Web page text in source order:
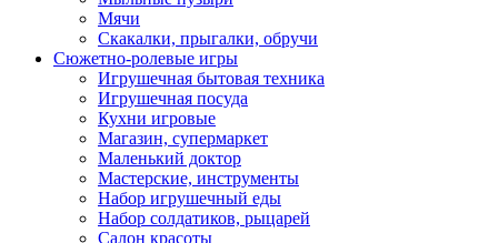
Мячи
Скакалки, прыгалки, обручи
Сюжетно-ролевые игры
Игрушечная бытовая техника
Игрушечная посуда
Кухни игровые
Магазин, супермаркет
Маленький доктор
Мастерские, инструменты
Набор игрушечный еды
Набор солдатиков, рыцарей
Салон красоты